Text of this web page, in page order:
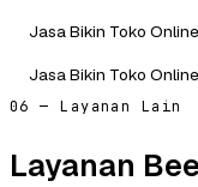
Jasa Bikin Toko
Jasa Bikin Toko
06 — Layanan Lain
Layanan